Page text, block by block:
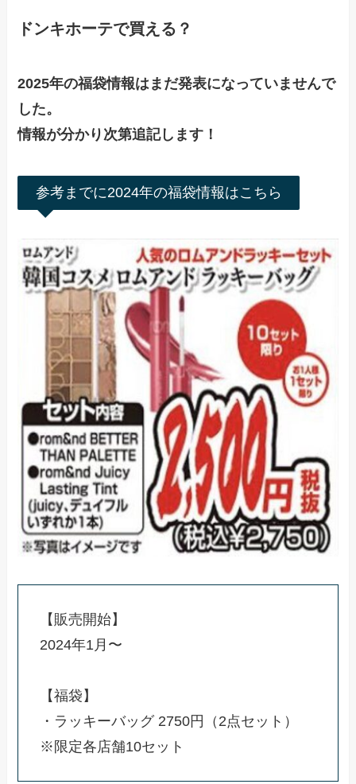
ドンキホーテで買える？
2025年の福袋情報はまだ発表になっていませんで
した。
情報が分かり次第追記します！
参考までに2024年の福袋情報はこちら
【販売開始】
2024年1月〜
【福袋】
・ラッキーバッグ 2750円（2点セット）
※限定各店舗10セット